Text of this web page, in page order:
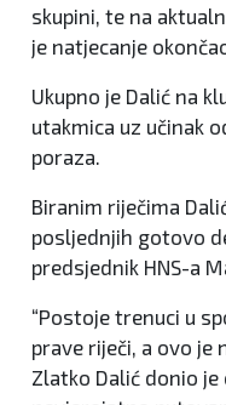
skupini, te na
je natjecanje
Ukupno je Dalić na
utakmica uz učinak
poraza.
Biranim riječima
posljednjih gotovo
predsjednik HNS-a
“Postoje trenuci u
prave riječi, a ovo je
Zlatko Dalić donio